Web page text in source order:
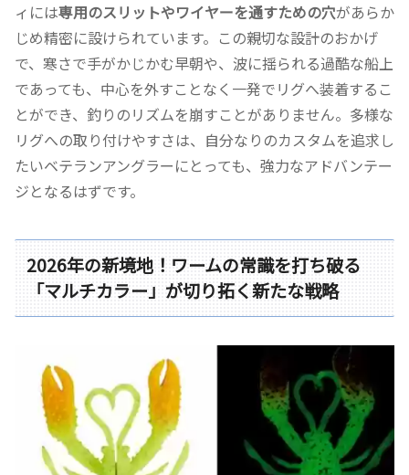
ィには専用のスリットやワイヤーを通すための穴があらか
じめ精密に設けられています。この親切な設計のおかげ
で、寒さで手がかじかむ早朝や、波に揺られる過酷な船上
であっても、中心を外すことなく一発でリグへ装着するこ
とができ、釣りのリズムを崩すことがありません。多様な
リグへの取り付けやすさは、自分なりのカスタムを追求し
たいベテランアングラーにとっても、強力なアドバンテー
ジとなるはずです。
2026年の新境地！ワームの常識を打ち破る
「マルチカラー」が切り拓く新たな戦略